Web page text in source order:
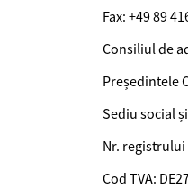
Fax: +49 89
Consiliul de
Președintele
Sediu social
Nr. registrului
Cod TVA: